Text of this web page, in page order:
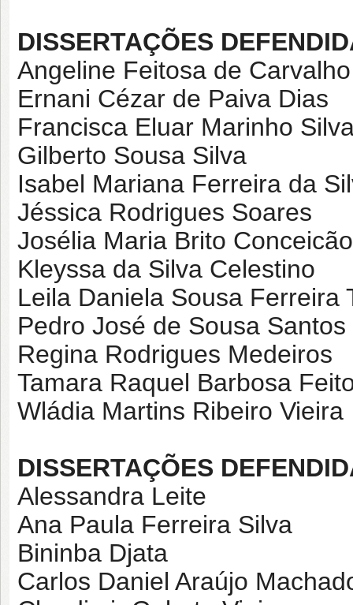
DISSERTAÇÕES
Angeline Feitosa de Carvalho
Ernani Cézar de Paiva Dias
Francisca Eluar Marinho
Gilberto Sousa Silva
Isabel Mariana Ferreira da
Jéssica Rodrigues Soares
Josélia Maria Brito Conceicão
Kleyssa da Silva Celestino
Leila Daniela Sousa Ferreira
Pedro José de Sousa Santos
Regina Rodrigues Medeiros
Tamara Raquel Barbosa
Wládia Martins Ribeiro Vieira
DISSERTAÇÕES
Alessandra Leite
Ana Paula Ferreira Silva
Bininba Djata
Carlos Daniel Araújo